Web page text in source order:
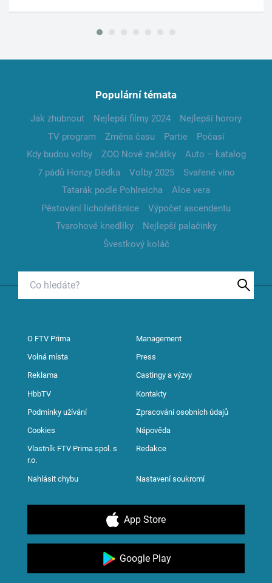
Populární témata
Jak zhubnout Nejlepší filmy 2024
Nejlepší horory
TV program
Změna času Partie
Počasí
Kdy budou volby
ZOO Nové začátky
Auto – katalog
7 pádů Honzy Dědka
Volby 2025
Svařené víno
Tatarák podle Pohlreicha
Aloe vera
Pěstování lichořeřišnice
Výpočet ascendentu
Tvarohové knedlíky
Nejlepší palačinky
Švestkový koláč
O FTV Prima Management
Volná místa Press
Reklama Castingy a výzvy
HbbTV Kontakty
Podmínky užívání Zpracování osobních údajů
Cookies Nápověda
Vlastník FTV Prima spol. s
r.o.
Redakce
Nahlásit chybu Nastavení soukromí
App Store
Google Play